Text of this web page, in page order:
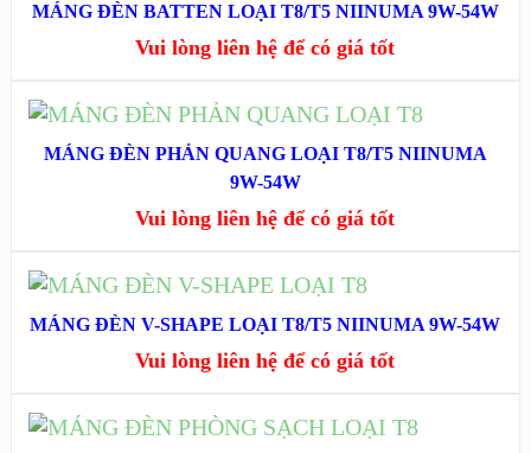
XEM NHANH
XEM CHI TIẾT
MÁNG ĐÈN BATTEN LOẠI T8/T5 NIINUMA 9W-54W
Vui lòng liên hệ để có giá tốt
XEM NHANH
ĐỌC TIẾP
MÁNG ĐÈN PHẢN QUANG LOẠI T8/T5 NIINUMA
9W-54W
Vui lòng liên hệ để có giá tốt
XEM NHANH
XEM CHI TIẾT
ĐỌC TIẾP
MÁNG ĐÈN V-SHAPE LOẠI T8/T5 NIINUMA 9W-54W
Vui lòng liên hệ để có giá tốt
ĐỌC TIẾP